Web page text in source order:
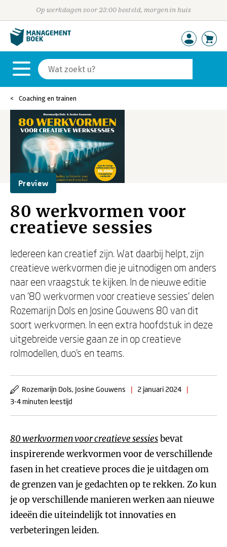
Op werkdagen voor 23:00 besteld, morgen in huis
Coaching en trainen
Preview
80 werkvormen voor
creatieve sessies
Iedereen kan creatief zijn. Wat daarbij helpt, zijn
creatieve werkvormen die je uitnodigen om anders
naar een vraagstuk te kijken. In de nieuwe editie
van '80 werkvormen voor creatieve sessies' delen
Rozemarijn Dols en Josine Gouwens 80 van dit
soort werkvormen. In een extra hoofdstuk in deze
uitgebreide versie gaan ze in op creatieve
rolmodellen, duo’s en teams.
Rozemarijn Dols, Josine Gouwens | 2 januari 2024
|
3-4 minuten leestijd
80 werkvormen voor creatieve sessiesbevat
inspirerende werkvormen voor de verschillende
fasen in het creatieve proces die je uitdagen om
de grenzen van je gedachten op te rekken. Zo kun
je op verschillende manieren werken aan nieuwe
ideeën die uiteindelijk tot innovaties en
verbeteringen leiden.